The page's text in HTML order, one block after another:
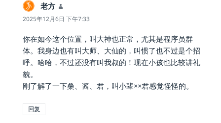
老方
道：
2025年12月6日 下午7:33
你在如今这个位置，叫大神也正常，尤其是程序员群
体。我身边也有叫大师、大仙的，叫惯了也不过是个招
呼。哈哈，不过还没有叫我叔的！现在小孩也比较讲礼
貌。
刚了解了一下桑、酱、君，叫小辈××君感觉怪怪的。
回复